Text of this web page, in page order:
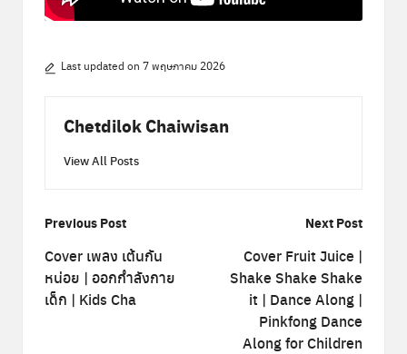
Last updated on 7 พฤษภาคม 2026
Chetdilok Chaiwisan
View All Posts
Post
navigation
Previous Post
Cover เพลง เต้นกัน
หน่อย | ออกกำลังกาย
เด็ก | Kids Cha
Next Post
Cover Fruit Juice |
Shake Shake Shake
it | Dance Along |
Pinkfong Dance
Along for Children